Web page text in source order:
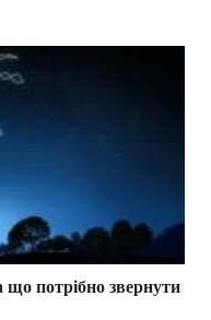
потрібно звернути